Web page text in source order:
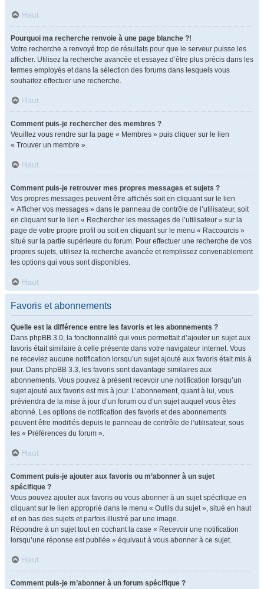
Haut
Pourquoi ma recherche renvoie à une page blanche ?!
Votre recherche a renvoyé trop de résultats pour que le serveur puisse les
afficher. Utilisez la recherche avancée et essayez d’être plus précis dans les
termes employés et dans la sélection des forums dans lesquels vous
souhaitez effectuer une recherche.
Haut
Comment puis-je rechercher des membres ?
Veuillez vous rendre sur la page « Membres » puis cliquer sur le lien
« Trouver un membre ».
Haut
Comment puis-je retrouver mes propres messages et sujets ?
Vos propres messages peuvent être affichés soit en cliquant sur le lien
« Afficher vos messages » dans le panneau de contrôle de l’utilisateur, soit
en cliquant sur le lien « Rechercher les messages de l’utilisateur » sur la
page de votre propre profil ou soit en cliquant sur le menu « Raccourcis »
situé sur la partie supérieure du forum. Pour effectuer une recherche de vos
propres sujets, utilisez la recherche avancée et remplissez convenablement
les options qui vous sont disponibles.
Haut
Favoris et abonnements
Quelle est la différence entre les favoris et les abonnements ?
Dans phpBB 3.0, la fonctionnalité qui vous permettait d’ajouter un sujet aux
favoris était similaire à celle présente dans votre navigateur internet. Vous
ne receviez aucune notification lorsqu’un sujet ajouté aux favoris était mis à
jour. Dans phpBB 3.3, les favoris sont davantage similaires aux
abonnements. Vous pouvez à présent recevoir une notification lorsqu’un
sujet ajouté aux favoris est mis à jour. L’abonnement, quant à lui, vous
préviendra de la mise à jour d’un forum ou d’un sujet auquel vous êtes
abonné. Les options de notification des favoris et des abonnements
peuvent être modifiés depuis le panneau de contrôle de l’utilisateur, sous
les « Préférences du forum ».
Haut
Comment puis-je ajouter aux favoris ou m’abonner à un sujet
spécifique ?
Vous pouvez ajouter aux favoris ou vous abonner à un sujet spécifique en
cliquant sur le lien approprié dans le menu « Outils du sujet », situé en haut
et en bas des sujets et parfois illustré par une image.
Répondre à un sujet tout en cochant la case « Recevoir une notification
lorsqu’une réponse est publiée » équivaut à vous abonner à ce sujet.
Haut
Comment puis-je m’abonner à un forum spécifique ?